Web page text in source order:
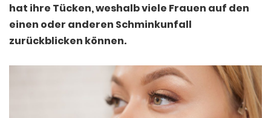
hat ihre Tücken, weshalb viele Frauen auf den
einen oder anderen Schminkunfall
zurückblicken können.